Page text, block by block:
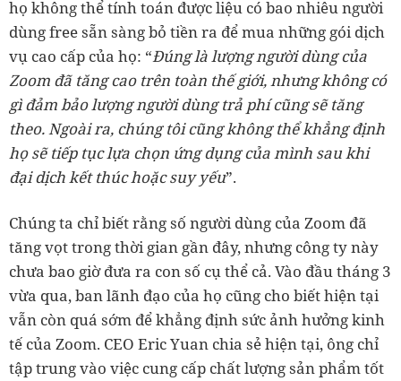
họ không thể tính toán được liệu có bao nhiêu người
dùng free sẵn sàng bỏ tiền ra để mua những gói dịch
vụ cao cấp của họ: “Đúng là lượng người dùng của
Zoom đã tăng cao trên toàn thế giới, nhưng không có
gì đảm bảo lượng người dùng trả phí cũng sẽ tăng
theo. Ngoài ra, chúng tôi cũng không thể khẳng định
họ sẽ tiếp tục lựa chọn ứng dụng của mình sau khi
đại dịch kết thúc hoặc suy yếu”.
Chúng ta chỉ biết rằng số người dùng của Zoom đã
tăng vọt trong thời gian gần đây, nhưng công ty này
chưa bao giờ đưa ra con số cụ thể cả. Vào đầu tháng 3
vừa qua, ban lãnh đạo của họ cũng cho biết hiện tại
vẫn còn quá sớm để khẳng định sức ảnh hưởng kinh
tế của Zoom. CEO Eric Yuan chia sẻ hiện tại, ông chỉ
tập trung vào việc cung cấp chất lượng sản phẩm tốt